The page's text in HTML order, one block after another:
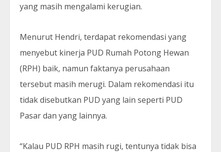
yang masih mengalami kerugian.
Menurut Hendri, terdapat rekomendasi yang
menyebut kinerja PUD Rumah Potong Hewan
(RPH) baik, namun faktanya perusahaan
tersebut masih merugi. Dalam rekomendasi itu
tidak disebutkan PUD yang lain seperti PUD
Pasar dan yang lainnya.
“Kalau PUD RPH masih rugi, tentunya tidak bisa